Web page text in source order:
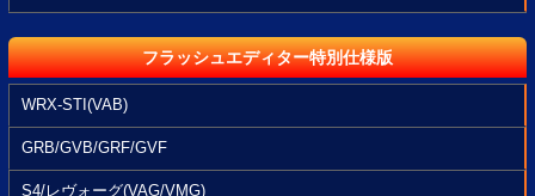
フラッシュエディター特別仕様版
WRX-STI(VAB)
GRB/GVB/GRF/GVF
S4/レヴォーグ(VAG/VMG)